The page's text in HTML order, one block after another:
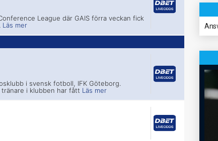
League där GAIS förra veckan fick
Läs mer
i svensk fotboll, IFK Göteborg.
i klubben har fått Läs mer